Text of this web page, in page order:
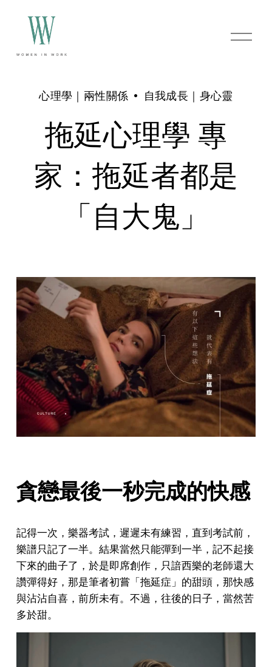
O
p
拖延心理學 專
家：拖延者都是
「自大鬼」
心理學｜兩性關係 自我成長｜身心靈
貪戀最後一秒完成的快感
記得一次，樂器考試，遲遲未有練習，直到考試前，
樂譜只記了一半。結果當然只能彈到一半，記不起接
下來的曲子了，於是即席創作，只諳西樂的老師還大
讚彈得好，那是筆者初嘗「拖延症」的甜頭，那快感
與沾沾自喜，前所未有。不過，往後的日子，當然苦
多於甜。